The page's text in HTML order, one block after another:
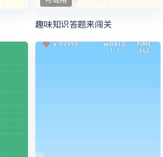
趣味知识答题来闯关